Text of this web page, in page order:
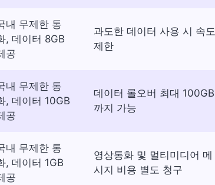
내 무제한 통
, 데이터 8GB
공
과도한 데이터 사용 시 속도
제한
내 무제한 통
, 데이터 10GB
공
데이터 롤오버 최대 100GB
까지 가능
내 무제한 통
, 데이터 1GB
공
영상통화 및 멀티미디어 메
시지 비용 별도 청구